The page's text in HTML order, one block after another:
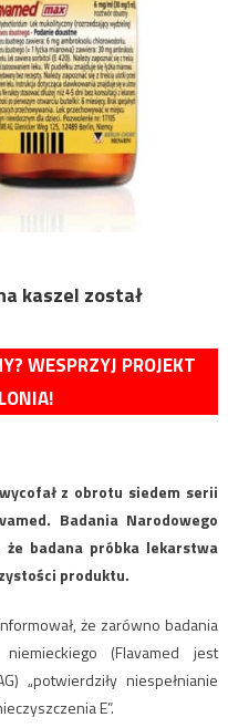
kaszel został
WESPRZYJ PROJEKT
z obrotu siedem serii
Badania Narodowego
że badana próbka lekarstwa
produktu.
że zarówno badania
(Flavamed jest
„potwierdziły niespełnianie
E”.